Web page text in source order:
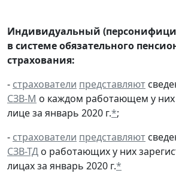
Индивидуальный
в системе обязательного
страхования:
- страхователи представляют
СЗВ-М о каждом работающем у них
лице за январь 2020 г.*;
- страхователи представляют
СЗВ-ТД о работающих у них
лицах за январь 2020 г.*